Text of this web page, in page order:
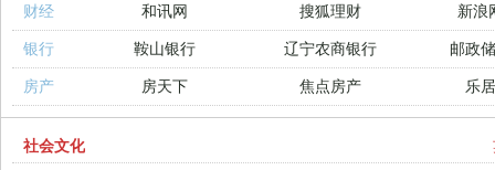
财经
和讯网 搜狐理财
新浪
银行
鞍山银行 辽宁农商银行
邮政
房产
房天下 焦点房产 乐
社会文化